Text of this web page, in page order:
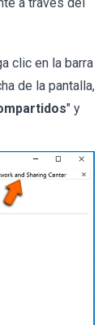
clic en la barra
de la pantalla,
" y